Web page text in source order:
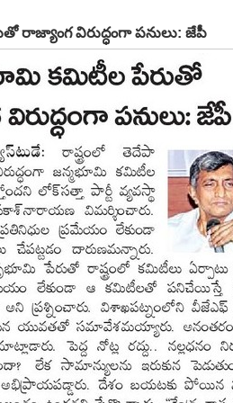
రాజ్యాంగ విరుద్ధంగా పనులు: జేపీ